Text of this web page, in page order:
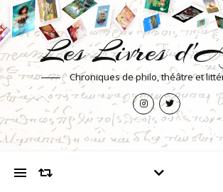
Les Livres
Chroniques de philo, théâtre et